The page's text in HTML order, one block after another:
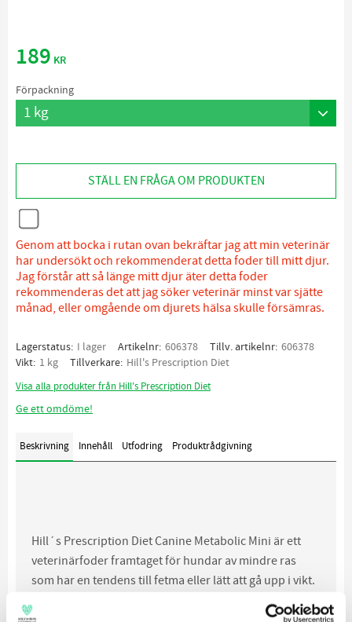
189 KR
Förpackning
STÄLL EN FRÅGA OM PRODUKTEN
Genom att bocka i rutan ovan bekräftar jag att min veterinär
har undersökt och rekommenderat detta foder till mitt djur.
Jag förstår att så länge mitt djur äter detta foder
rekommenderas det att jag söker veterinär minst var sjätte
månad, eller omgående om djurets hälsa skulle försämras.
Lagerstatus I lager Artikelnr 606378 Tillv. artikelnr 606378
Vikt 1 kg Tillverkare Hill's Prescription Diet
Visa alla produkter från Hill's Prescription Diet
Ge ett omdöme!
Beskrivning Innehåll Utfodring Produktrådgivning
Hill´s Prescription Diet Canine Metabolic Mini är ett
veterinärfoder framtaget för hundar av mindre ras
som har en tendens till fetma eller lätt att gå upp i vikt.
Viktminskning utan att följas av viktuppgång –